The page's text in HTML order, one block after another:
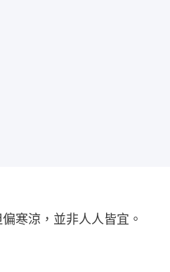
寒涼，並非人人皆宜。